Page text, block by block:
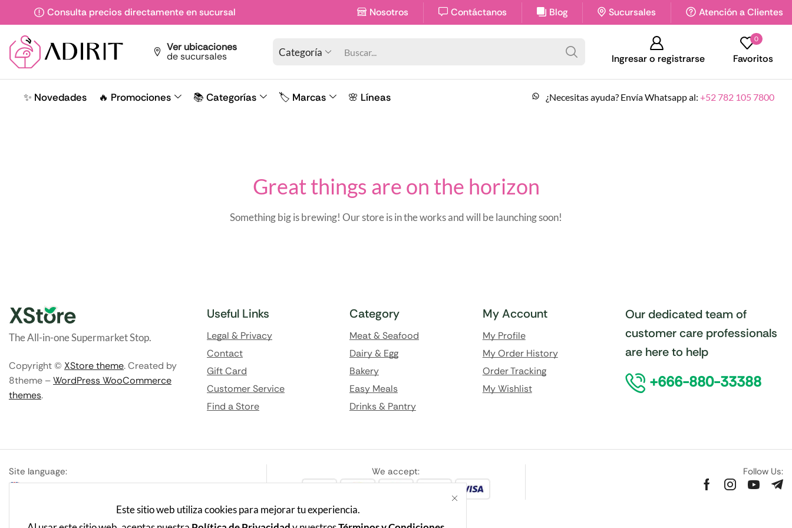
Consulta precios directamente en sucursal Disponibilidad limitada en sucursales Sitio exclusivo como catálogo de productos
Nosotros Contáctanos Blog Sucursales Atención a Clientes
Ver ubicaciones
de sucursales Categoría
Ingresar o registrarse
0
Favoritos
✨ Novedades 🔥 Promociones 📚 Categorías 🏷️ Marcas 🌸 Líneas ¿Necesitas ayuda? Envía Whatsapp al: +52 782 105 7800
Great things are on the horizon
Something big is brewing! Our store is in the works and will be launching soon!
Este sitio web utiliza cookies para mejorar tu experiencia.
The All-in-one Supermarket Stop.
Copyright © XStore theme. Created by
8theme –WordPress WooCommerce
themes.
Useful Links
Legal & Privacy
Contact
Gift Card
Customer Service
Find a Store
Category
Meat & Seafood
Dairy & Egg
Bakery
Easy Meals
Drinks & Pantry
My Account
My Profile
My Order History
Order Tracking
My Wishlist
Our dedicated team of
customer care professionals
are here to help
+666-880-33388
Site language:
English
We accept: Follow Us: